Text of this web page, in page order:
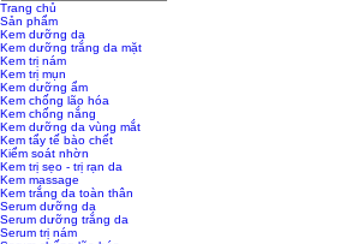
Trang chủ
Sản phẩm
Kem dưỡng da
Kem dưỡng trắng da mặt
Kem trị nám
Kem trị mụn
Kem dưỡng ẩm
Kem chống lão hóa
Kem chống nắng
Kem dưỡng da vùng mắt
Kem tẩy tế bào chết
Kiểm soát nhờn
Kem trị sẹo - trị rạn da
Kem massage
Kem trắng da toàn thân
Serum dưỡng da
Serum dưỡng trắng da
Serum trị nám